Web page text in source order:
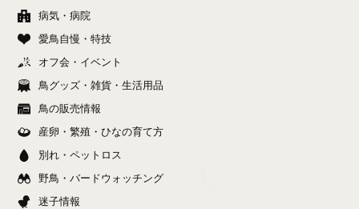
病気・病院
愛鳥自慢・特技
オフ会・イベント
鳥グッズ・雑貨・生活用品
鳥の販売情報
産卵・繁殖・ひなの育て方
別れ・ペットロス
野鳥・バードウォッチング
迷子情報